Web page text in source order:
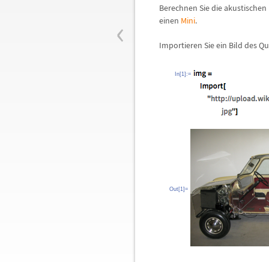
‹
Berechnen Sie die
einen Mini.
Importieren Sie ein Bild des
In[1]:=
Out[1]=